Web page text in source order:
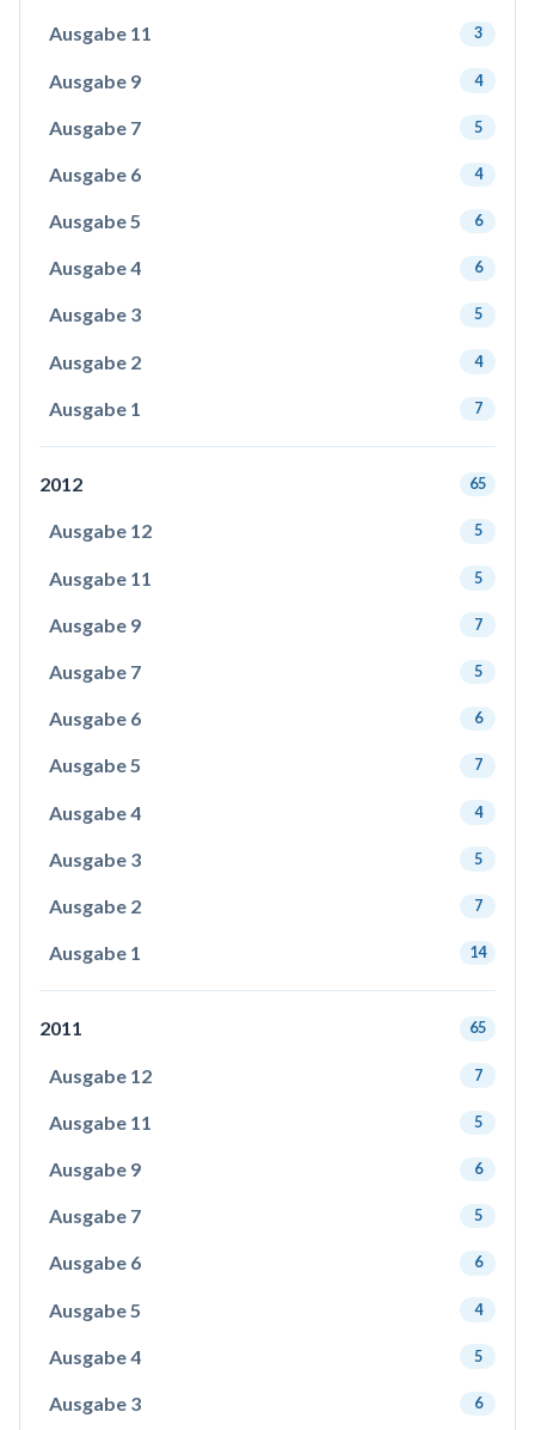
Ausgabe 11 3
Ausgabe 9 4
Ausgabe 7 5
Ausgabe 6 4
Ausgabe 5 6
Ausgabe 4 6
Ausgabe 3 5
Ausgabe 2 4
Ausgabe 1 7
2012 65
Ausgabe 12 5
Ausgabe 11 5
Ausgabe 9 7
Ausgabe 7 5
Ausgabe 6 6
Ausgabe 5 7
Ausgabe 4 4
Ausgabe 3 5
Ausgabe 2 7
Ausgabe 1 14
2011 65
Ausgabe 12 7
Ausgabe 11 5
Ausgabe 9 6
Ausgabe 7 5
Ausgabe 6 6
Ausgabe 5 4
Ausgabe 4 5
Ausgabe 3 6